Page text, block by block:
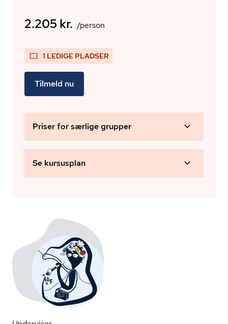
2.205 kr. /person
1 LEDIGE PLADSER
Tilmeld nu
Priser for særlige grupper
Se kursusplan